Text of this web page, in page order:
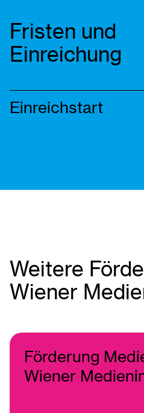
Fristen und
Einreichung
Einreichstart
Weitere
Wiener
Förderung
Wiener